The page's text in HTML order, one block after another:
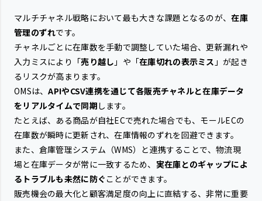
マルチチャネル戦略において最も大きな課題となるのが、在庫
管理のずれです。
チャネルごとに在庫数を手動で調整していた場合、更新漏れや
入力ミスにより「売り越し 」や「在庫切れの表示ミス 」が起き
るリスクが高まります。
OMSは、APIやCSV連携を通じて各販売チャネルと在庫データ
をリアルタイムで同期 します。
たとえば、ある商品が自社ECで売れた場合でも、モールECの
在庫数が瞬時に更新され、在庫情報のずれを回避できます。
また、倉庫管理システム（WMS）と連携することで、物流現
場と在庫データが常に一致するため、 実在庫とのギャップによ
るトラブルも未然に防ぐ ことができます。
販売機会の最大化と顧客満足度の向上に直結する、非常に重要